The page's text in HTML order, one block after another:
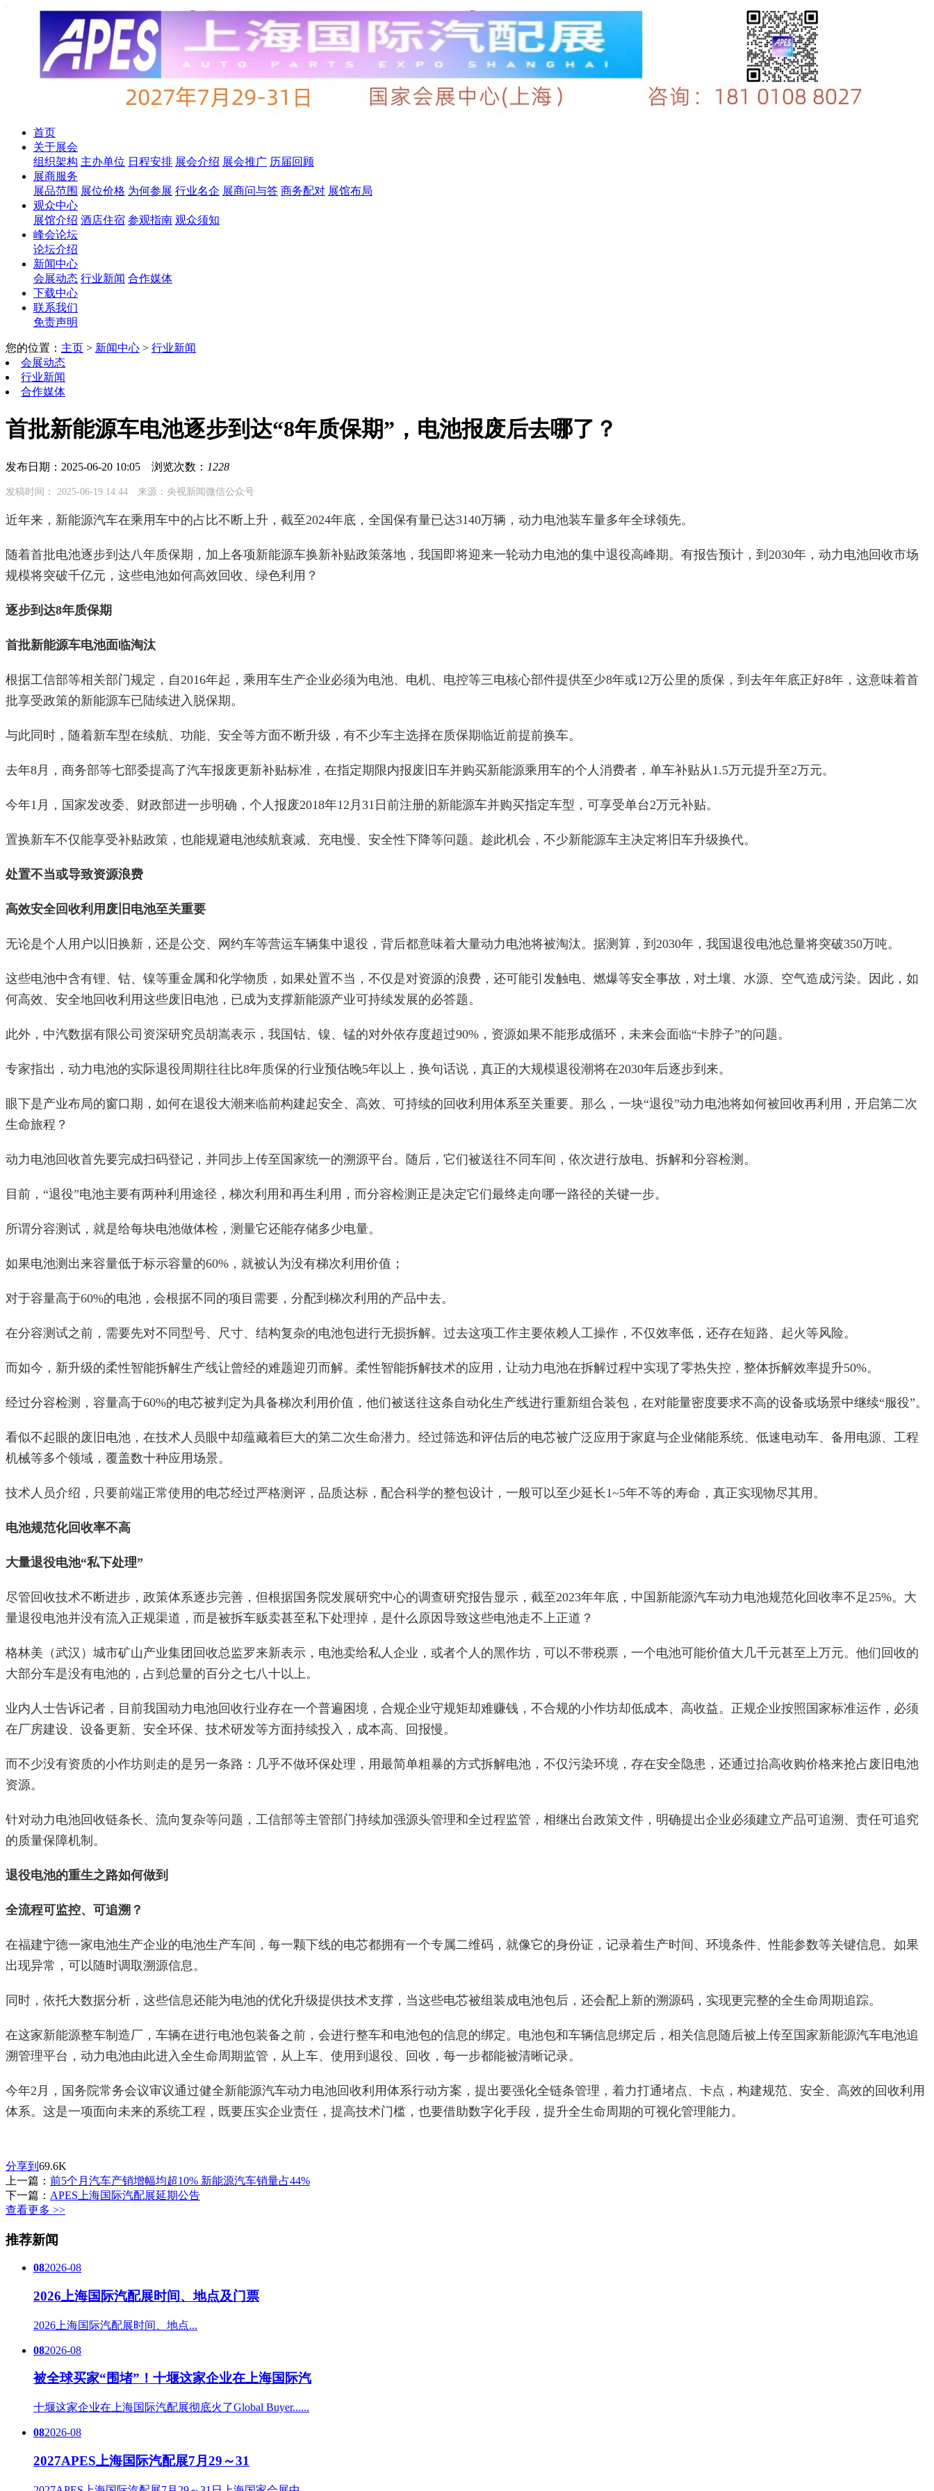
首页
关于展会
组织架构 主办单位 日程安排 展会介绍 展会推广 历届回顾
展商服务
展品范围 展位价格 为何参展 行业名企 展商问与答 商务配对 展馆布局
观众中心
展馆介绍 酒店住宿 参观指南 观众须知
峰会论坛
论坛介绍
新闻中心
会展动态 行业新闻 合作媒体
下载中心
联系我们
免责声明
您的位置： 主页 > 新闻中心 > 行业新闻
会展动态
行业新闻
合作媒体
首批新能源车电池逐步到达“8年质保期”，电池报废后去哪了？
发布日期：2025-06-20 10:05 浏览次数： 1228
发稿时间： 2025-06-19 14:44 来源：央视新闻微信公众号
近年来，新能源汽车在乘用车中的占比不断上升，截至2024年底，全国保有量已达3140万辆，动力电池装车量多年全球领先。
随着首批电池逐步到达八年质保期，加上各项新能源车换新补贴政策落地，我国即将迎来一轮动力电池的集中退役高峰期。有报告预计，到2030年，动力电池回收市场
规模将突破千亿元，这些电池如何高效回收、绿色利用？
逐步到达8年质保期
首批新能源车电池面临淘汰
根据工信部等相关部门规定，自2016年起，乘用车生产企业必须为电池、电机、电控等三电核心部件提供至少8年或12万公里的质保，到去年年底正好8年，这意味着首
批享受政策的新能源车已陆续进入脱保期。
与此同时，随着新车型在续航、功能、安全等方面不断升级，有不少车主选择在质保期临近前提前换车。
去年8月，商务部等七部委提高了汽车报废更新补贴标准，在指定期限内报废旧车并购买新能源乘用车的个人消费者，单车补贴从1.5万元提升至2万元。
今年1月，国家发改委、财政部进一步明确，个人报废2018年12月31日前注册的新能源车并购买指定车型，可享受单台2万元补贴。
置换新车不仅能享受补贴政策，也能规避电池续航衰减、充电慢、安全性下降等问题。趁此机会，不少新能源车主决定将旧车升级换代。
处置不当或导致资源浪费
高效安全回收利用废旧电池至关重要
无论是个人用户以旧换新，还是公交、网约车等营运车辆集中退役，背后都意味着大量动力电池将被淘汰。据测算，到2030年，我国退役电池总量将突破350万吨。
这些电池中含有锂、钴、镍等重金属和化学物质，如果处置不当，不仅是对资源的浪费，还可能引发触电、燃爆等安全事故，对土壤、水源、空气造成污染。因此，如
何高效、安全地回收利用这些废旧电池，已成为支撑新能源产业可持续发展的必答题。
此外，中汽数据有限公司资深研究员胡嵩表示，我国钴、镍、锰的对外依存度超过90%，资源如果不能形成循环，未来会面临“卡脖子”的问题。
专家指出，动力电池的实际退役周期往往比8年质保的行业预估晚5年以上，换句话说，真正的大规模退役潮将在2030年后逐步到来。
眼下是产业布局的窗口期，如何在退役大潮来临前构建起安全、高效、可持续的回收利用体系至关重要。那么，一块“退役”动力电池将如何被回收再利用，开启第二次
生命旅程？
动力电池回收首先要完成扫码登记，并同步上传至国家统一的溯源平台。随后，它们被送往不同车间，依次进行放电、拆解和分容检测。
目前，“退役”电池主要有两种利用途径，梯次利用和再生利用，而分容检测正是决定它们最终走向哪一路径的关键一步。
所谓分容测试，就是给每块电池做体检，测量它还能存储多少电量。
如果电池测出来容量低于标示容量的60%，就被认为没有梯次利用价值；
对于容量高于60%的电池，会根据不同的项目需要，分配到梯次利用的产品中去。
在分容测试之前，需要先对不同型号、尺寸、结构复杂的电池包进行无损拆解。过去这项工作主要依赖人工操作，不仅效率低，还存在短路、起火等风险。
而如今，新升级的柔性智能拆解生产线让曾经的难题迎刃而解。柔性智能拆解技术的应用，让动力电池在拆解过程中实现了零热失控，整体拆解效率提升50%。
经过分容检测，容量高于60%的电芯被判定为具备梯次利用价值，他们被送往这条自动化生产线进行重新组合装包，在对能量密度要求不高的设备或场景中继续“服役”。
看似不起眼的废旧电池，在技术人员眼中却蕴藏着巨大的第二次生命潜力。经过筛选和评估后的电芯被广泛应用于家庭与企业储能系统、低速电动车、备用电源、工程
机械等多个领域，覆盖数十种应用场景。
技术人员介绍，只要前端正常使用的电芯经过严格测评，品质达标，配合科学的整包设计，一般可以至少延长1~5年不等的寿命，真正实现物尽其用。
电池规范化回收率不高
大量退役电池“私下处理”
尽管回收技术不断进步，政策体系逐步完善，但根据国务院发展研究中心的调查研究报告显示，截至2023年年底，中国新能源汽车动力电池规范化回收率不足25%。大
量退役电池并没有流入正规渠道，而是被拆车贩卖甚至私下处理掉，是什么原因导致这些电池走不上正道？
格林美（武汉）城市矿山产业集团回收总监罗来新表示，电池卖给私人企业，或者个人的黑作坊，可以不带税票，一个电池可能价值大几千元甚至上万元。他们回收的
大部分车是没有电池的，占到总量的百分之七八十以上。
业内人士告诉记者，目前我国动力电池回收行业存在一个普遍困境，合规企业守规矩却难赚钱，不合规的小作坊却低成本、高收益。正规企业按照国家标准运作，必须
在厂房建设、设备更新、安全环保、技术研发等方面持续投入，成本高、回报慢。
而不少没有资质的小作坊则走的是另一条路：几乎不做环保处理，用最简单粗暴的方式拆解电池，不仅污染环境，存在安全隐患，还通过抬高收购价格来抢占废旧电池
资源。
针对动力电池回收链条长、流向复杂等问题，工信部等主管部门持续加强源头管理和全过程监管，相继出台政策文件，明确提出企业必须建立产品可追溯、责任可追究
的质量保障机制。
退役电池的重生之路如何做到
全流程可监控、可追溯？
在福建宁德一家电池生产企业的电池生产车间，每一颗下线的电芯都拥有一个专属二维码，就像它的身份证，记录着生产时间、环境条件、性能参数等关键信息。如果
出现异常，可以随时调取溯源信息。
同时，依托大数据分析，这些信息还能为电池的优化升级提供技术支撑，当这些电芯被组装成电池包后，还会配上新的溯源码，实现更完整的全生命周期追踪。
在这家新能源整车制造厂，车辆在进行电池包装备之前，会进行整车和电池包的信息的绑定。电池包和车辆信息绑定后，相关信息随后被上传至国家新能源汽车电池追
溯管理平台，动力电池由此进入全生命周期监管，从上车、使用到退役、回收，每一步都能被清晰记录。
今年2月，国务院常务会议审议通过健全新能源汽车动力电池回收利用体系行动方案，提出要强化全链条管理，着力打通堵点、卡点，构建规范、安全、高效的回收利用
体系。这是一项面向未来的系统工程，既要压实企业责任，提高技术门槛，也要借助数字化手段，提升全生命周期的可视化管理能力。
分享到 69.6K
上一篇： 前5个月汽车产销增幅均超10% 新能源汽车销量占44%
下一篇： ​APES上海国际汽配展延期公告
查看更多 >>
推荐新闻
082026-08
2026上海国际汽配展时间、地点及门票
2026上海国际汽配展时间、地点...
082026-08
被全球买家“围堵”！十堰这家企业在上海国际汽
十堰这家企业在上海国际汽配展彻底火了Global Buyer......
082026-08
2027APES上海国际汽配展7月29～31